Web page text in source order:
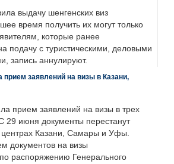
выдачу шенгенских виз
время получить их могут только
которые ранее
подачу с туристическими, деловыми
запись аннулируют.
прием заявлений на визы в Казани,
прием заявлений на визы в трех
29 июня документы перестанут
центрах Казани, Самары и Уфы.
документов на визы
распоряжению Генерального